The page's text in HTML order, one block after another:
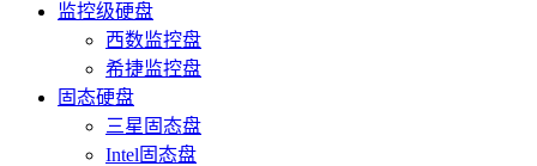
监控级硬盘
西数监控盘
希捷监控盘
固态硬盘
三星固态盘
Intel固态盘